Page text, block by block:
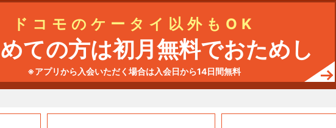
ドコモのケータイ以外もOK
ての方は初月無料でおためし
※アプリから入会いただく場合は入会日から14日間無料